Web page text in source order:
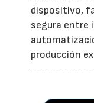
dispositivo,
segura entre
producción